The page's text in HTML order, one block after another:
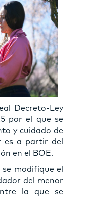
Decreto-Ley
por el que se
y cuidado de
es a partir del
en el BOE.
modifique el
del menor
la que se